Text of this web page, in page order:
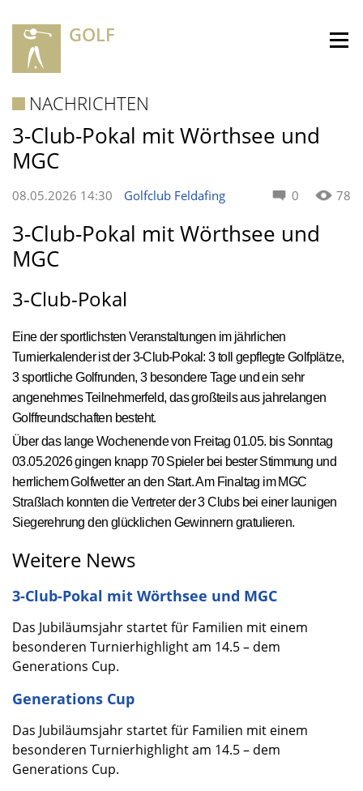
GOLF
NACHRICHTEN
3-Club-Pokal mit Wörthsee und
MGC
0 78
08.05.2026 14:30 Golfclub Feldafing
3-Club-Pokal mit Wörthsee und
MGC
3-Club-Pokal
Eine der sportlichsten Veranstaltungen im jährlichen
Turnierkalender ist der 3-Club-Pokal: 3 toll gepflegte Golfplätze,
3 sportliche Golfrunden, 3 besondere Tage und ein sehr
angenehmes Teilnehmerfeld, das großteils aus jahrelangen
Golffreundschaften besteht.
Über das lange Wochenende von Freitag 01.05. bis Sonntag
03.05.2026 gingen knapp70 Spieler bei bester Stimmung und
herrlichem Golfwetter an den Start. Am Finaltag im MGC
Straßlach konnten die Vertreter der 3 Clubs bei einer launigen
Siegerehrung den glücklichen Gewinnern gratulieren.
Weitere News
3-Club-Pokal mit Wörthsee und MGC
Das Jubiläumsjahr startet für Familien mit einem
besonderen Turnierhighlight am 14.5 – dem
Generations Cup.
Generations Cup
Das Jubiläumsjahr startet für Familien mit einem
besonderen Turnierhighlight am 14.5 – dem
Generations Cup.